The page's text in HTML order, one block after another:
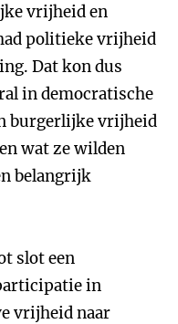
vrijheid en
politieke vrijheid
Dat kon dus
in democratische
burgerlijke vrijheid
wat ze wilden
belangrijk
slot een
in
vrijheid naar